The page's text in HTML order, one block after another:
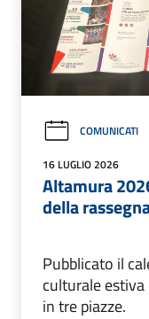
COMUNICATI
16 LUGLIO 2026
Altamura
della
Pubblicato il
culturale
in tre piazze.